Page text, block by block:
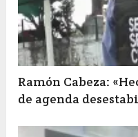
Ramón Cabeza:
de agenda